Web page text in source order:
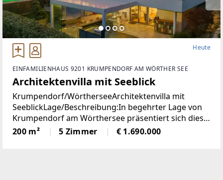
Heute
EINFAMILIENHAUS 9201 KRUMPENDORF AM WÖRTHER SEE
Architektenvilla mit Seeblick
Krumpendorf/WörtherseeArchitektenvilla mit
SeeblickLage/Beschreibung:In begehrter Lage von
Krumpendorf am Wörthersee präsentiert sich diese
herausragende Architekten-Villa als ein wahres
Refugium für Anspruchsvolle. Die im Jahr 2010
200 m² 5 Zimmer € 1.690.000